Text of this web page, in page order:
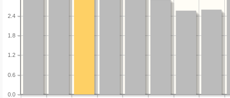
0.0
0.6
1.2
1.8
2.4